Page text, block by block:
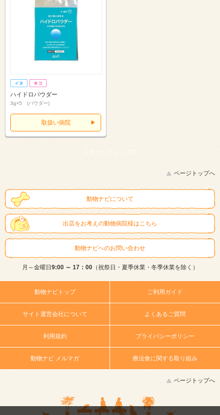
ハイドロパウダー
3g×5 (パウダー)
取扱い病院
スマートフォン | PC
ページトップへ
動物ナビについて
出店をお考えの動物病院様はこちら
動物ナビへのお問い合わせ
月～金曜日 9:00 ～ 17：00（祝祭日・夏季休業・冬季休業を除く）
動物ナビトップ ご利用ガイド
サイト運営会社について よくあるご質問
利用規約 プライバシーポリシー
動物ナビ メルマガ 療法食に関する取り組み
ページトップへ